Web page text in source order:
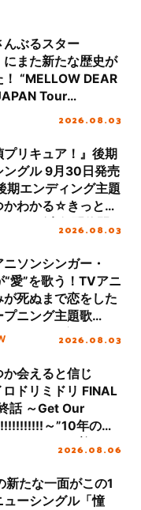
んぶるスター
にまた新たな歴史が
！ “MELLOW DEAR
Tour
to meet YOU
2026.08.03
プリキュア！』後期
ングル 9月30日発売
期エンディング主題
かわかる☆きっとあ
サイズ先行配信開
2026.08.03
ソンシンガー・
“愛”を歌う！TVアニ
が死ぬまで恋をした
プニング主題歌
インタビュー2026.08.03
か会えると信じ
ドリミドリ FINAL
話 ～Get Our
～”10年の活
ファイナルを迎える
2026.08.06
新たな一面がこの1
ューシングル「憧